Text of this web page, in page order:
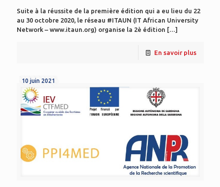
Suite à la réussite de la première édition qui a eu lieu du 22
au 30 octobre 2020, le réseau #ITAUN (IT African University
Network – www.itaun.org) organise la 2è édition […]
En savoir plus
10 juin 2021